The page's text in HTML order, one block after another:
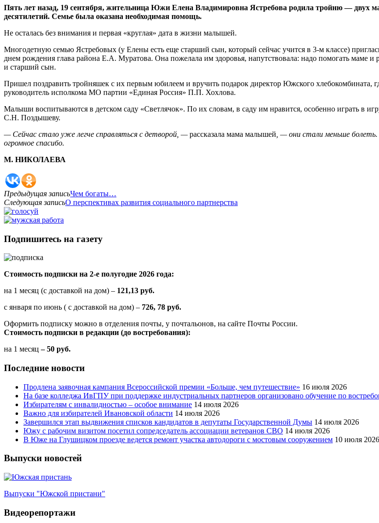
Пять лет назад, 19 сентября, жительница Южи Елена Владимировна Ястребова родила тройню — двух
десятилетий. Семье была оказана необходимая помощь.
Не осталась без внимания и первая «круглая» дата в жизни малышей.
Многодетную семью Ястребовых (у Елены есть еще старший сын, который сейчас учится в 3-м классе)
днем рождения глава района Е.А. Муратова. Она пожелала им здоровья, напутствовала: надо помогать маме
и старший сын.
Пришел поздравить тройняшек с их первым юбилеем и вручить подарок директор Южского хлебокомбината,
руководитель исполкома МО партии «Единая Россия» П.П. Хохлова.
Малыши воспитываются в детском саду «Светлячок». По их словам, в саду им нравится, особенно играть в
С.Н. Поздышеву.
— Сейчас стало уже легче справляться с детворой, —рассказала мама малышей , — они стали меньше
огромное спасибо.
М. НИКОЛАЕВА
Предыдущая записьЧем богаты…
Следующая записьО перспективах развития социального партнерства
Подпишитесь на газету
Стоимость подписки на 2-е полугодие 2026 года:
на 1 месяц (с доставкой на дом) – 121,13 руб.
с января по июнь ( с доставкой на дом) – 726, 78 руб.
Оформить подписку можно в отделения почты, у почтальонов, на сайте Почты России.
Стоимость подписки в редакции (до востребования):
на 1 месяц – 50 руб.
Последние новости
Продлена заявочная кампания Всероссийской премии «Больше, чем путешествие» 16 июля 2026
На базе колледжа ИвГПУ при поддержке индустриальных партнеров организовано обучение по
Избирателям с инвалидностью – особое внимание 14 июля 2026
Важно для избирателей Ивановской области 14 июля 2026
Завершился этап выдвижения списков кандидатов в депутаты Государственной Думы 14 июля 2026
Южу с рабочим визитом посетил сопредседатель ассоциации ветеранов СВО 14 июля 2026
В Юже на Глушицком проезде ведется ремонт участка автодороги с мостовым сооружением 10 июля 2026
Выпуски новостей
Выпуски "Южской пристани"
Видеорепортажи